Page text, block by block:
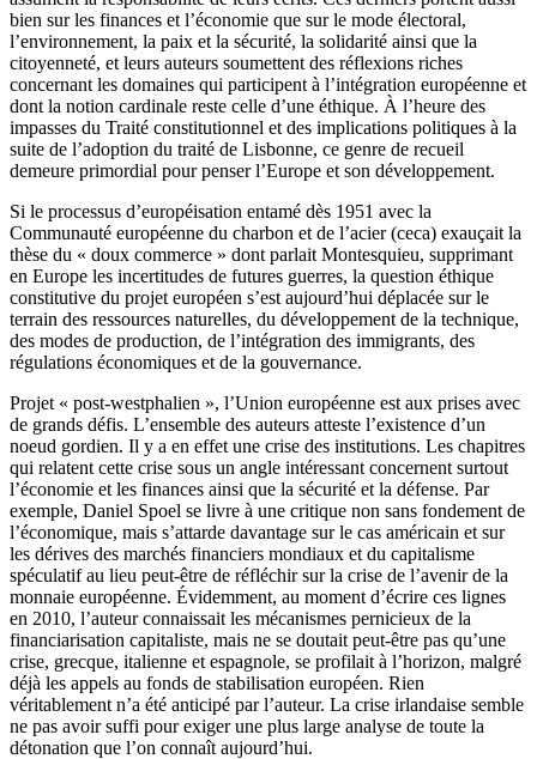
bien sur les finances et l’économie que sur le mode électoral,
l’environnement, la paix et la sécurité, la solidarité ainsi que la
citoyenneté, et leurs auteurs soumettent des réflexions riches
concernant les domaines qui participent à l’intégration européenne et
dont la notion cardinale reste celle d’une éthique. À l’heure des
impasses du Traité constitutionnel et des implications politiques à la
suite de l’adoption du traité de Lisbonne, ce genre de recueil
demeure primordial pour penser l’Europe et son développement.
Si le processus d’européisation entamé dès 1951 avec la
Communauté européenne du charbon et de l’acier (ceca) exauçait la
thèse du « doux commerce » dont parlait Montesquieu, supprimant
en Europe les incertitudes de futures guerres, la question éthique
constitutive du projet européen s’est aujourd’hui déplacée sur le
terrain des ressources naturelles, du développement de la technique,
des modes de production, de l’intégration des immigrants, des
régulations économiques et de la gouvernance.
Projet « post-westphalien », l’Union européenne est aux prises avec
de grands défis. L’ensemble des auteurs atteste l’existence d’un
noeud gordien. Il y a en effet une crise des institutions. Les chapitres
qui relatent cette crise sous un angle intéressant concernent surtout
l’économie et les finances ainsi que la sécurité et la défense. Par
exemple, Daniel Spoel se livre à une critique non sans fondement de
l’économique, mais s’attarde davantage sur le cas américain et sur
les dérives des marchés financiers mondiaux et du capitalisme
spéculatif au lieu peut-être de réfléchir sur la crise de l’avenir de la
monnaie européenne. Évidemment, au moment d’écrire ces lignes
en 2010, l’auteur connaissait les mécanismes pernicieux de la
financiarisation capitaliste, mais ne se doutait peut-être pas qu’une
crise, grecque, italienne et espagnole, se profilait à l’horizon, malgré
déjà les appels au fonds de stabilisation européen. Rien
véritablement n’a été anticipé par l’auteur. La crise irlandaise semble
ne pas avoir suffi pour exiger une plus large analyse de toute la
détonation que l’on connaît aujourd’hui.